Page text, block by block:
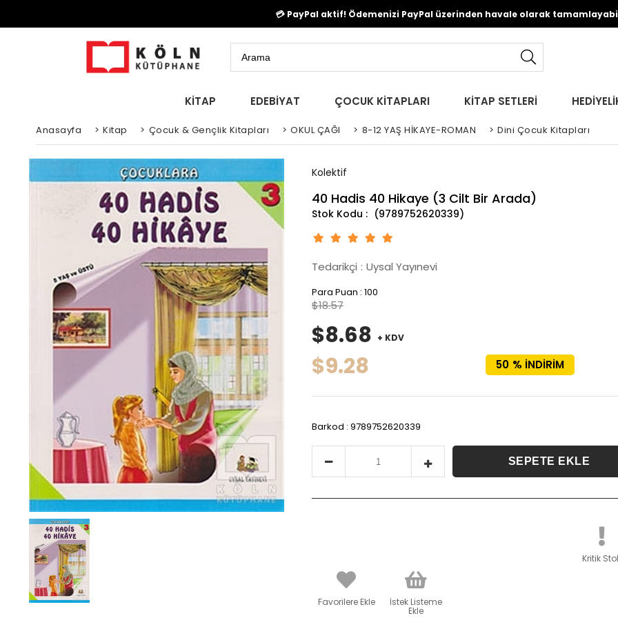
💳 PayPal aktif! Ödemenizi PayPal üzerinden havale olarak
KİTAP EDEBİYAT ÇOCUK KİTAPLARI KİTAP SETLERİ
Anasayfa > Kitap > Çocuk & Gençlik Kitapları > OKUL ÇAĞI > 8-12 YAŞ HİKAYE-ROMAN > Dini Çocuk Kitapları
Kolektif
40 Hadis 40 Hikaye (3 Cilt Bir Arada)
(9789752620339)
Tedarikçi : Uysal Yayınevi
Para Puan : 100
%
50 İNDIRIM
$18.57
$8.68 + KDV
$9.28
Barkod : 9789752620339
Kritik
Favorilere Ekle İstek Listeme
Ekle